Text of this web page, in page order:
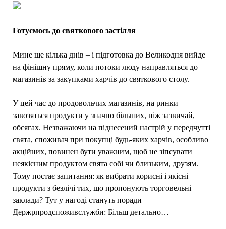
Готуємось до святкового застілля
Мине ще кілька днів – і підготовка до Великодня вийде
на фінішну пряму, коли потоки люду направляться до
магазинів за закупками харчів до святкового столу.
У цей час до продовольчих магазинів, на ринки
завозяться продукти у значно більших, ніж зазвичай,
обсягах. Незважаючи на піднесений настрій у передчутті
свята, споживач при покупці будь-яких харчів, особливо
акційних, повинен бути уважним, щоб не зіпсувати
неякісним продуктом свята собі чи близьким, друзям.
Тому постає запитання: як вибрати корисні і якісні
продукти з безлічі тих, що пропонують торговельні
заклади? Тут у нагоді стануть поради
Держрпродспоживслужби: Більш детально…